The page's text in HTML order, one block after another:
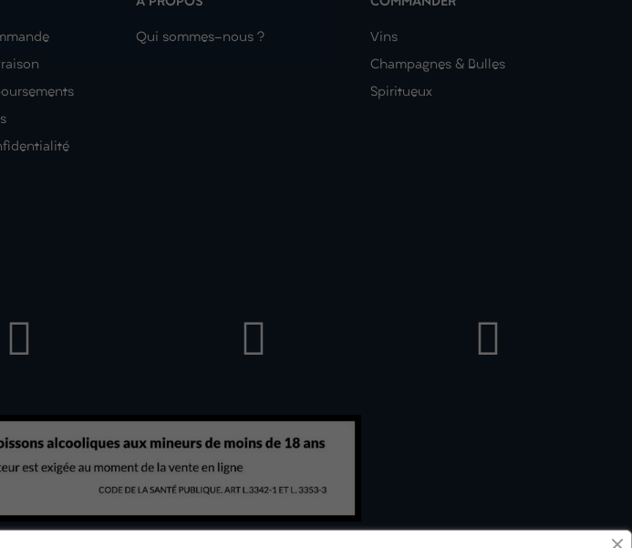
Qui sommes-nous ?
Vins
Champagnes & Bulles
Spiritueux